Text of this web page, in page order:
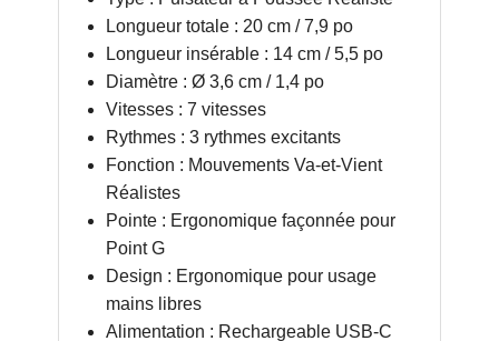
Longueur totale : 20 cm / 7,9 po
Longueur insérable : 14 cm / 5,5 po
Diamètre : Ø 3,6 cm / 1,4 po
Vitesses : 7 vitesses
Rythmes : 3 rythmes excitants
Fonction : Mouvements Va-et-Vient
Réalistes
Pointe : Ergonomique façonnée pour
Point G
Design : Ergonomique pour usage
mains libres
Alimentation : Rechargeable USB-C